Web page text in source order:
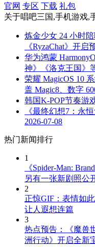
官网 专区 下载 礼包
关于唱吧三国,手机游戏,
炼金少女 24 小时
《RyzaChat》开启
华为鸿蒙
神》《洛克王国》
荣耀 MagicOS 10
盖 Magic8、数字
韩国K-POP节奏游
《最终幻想7：永
2026-07-08
热门新闻排行
1
《Spider-Man:
另有一张新剧照公
2
正惊GIF：表情如
让人遐想连篇
3
热点预告：《魔兽
洲行动》开启全新